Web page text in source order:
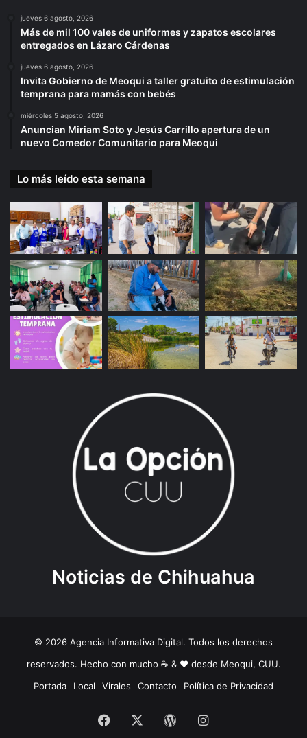
jueves 6 agosto, 2026
Más de mil 100 vales de uniformes y zapatos escolares
entregados en Lázaro Cárdenas
jueves 6 agosto, 2026
Invita Gobierno de Meoqui a taller gratuito de estimulación
temprana para mamás con bebés
miércoles 5 agosto, 2026
Anuncian Miriam Soto y Jesús Carrillo apertura de un
nuevo Comedor Comunitario para Meoqui
Lo más leído esta semana
Noticias de Chihuahua
© 2026 Agencia Informativa Digital. Todos los derechos
reservados. Hecho con mucho ☕️ & ❤️ desde Meoqui, CUU.
Portada
Local Virales Contacto Política de Privacidad
Facebook WordPressInstagram